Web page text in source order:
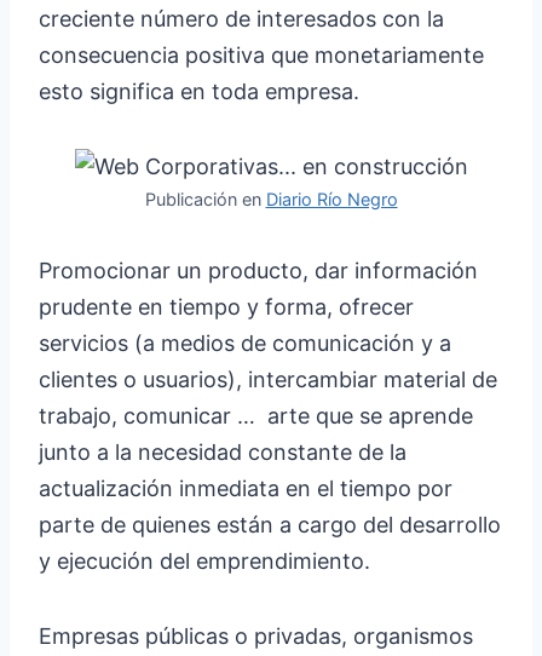
creciente número de interesados con la
consecuencia positiva que monetariamente
esto significa en toda empresa.
Publicación en Diario Río Negro
Promocionar un producto, dar información
prudente en tiempo y forma, ofrecer
servicios (a medios de comunicación y a
clientes o usuarios), intercambiar material de
trabajo, comunicar … arte que se aprende
junto a la necesidad constante de la
actualización inmediata en el tiempo por
parte de quienes están a cargo del desarrollo
y ejecución del emprendimiento.
Empresas públicas o privadas, organismos